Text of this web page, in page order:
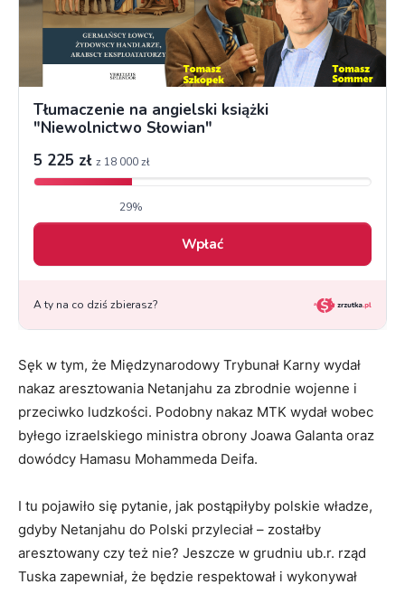
Sęk w tym, że Międzynarodowy Trybunał Karny wydał
nakaz aresztowania Netanjahu za zbrodnie wojenne i
przeciwko ludzkości. Podobny nakaz MTK wydał wobec
byłego izraelskiego ministra obrony Joawa Galanta oraz
dowódcy Hamasu Mohammeda Deifa.
I tu pojawiło się pytanie, jak postąpiłyby polskie władze,
gdyby Netanjahu do Polski przyleciał – zostałby
aresztowany czy też nie? Jeszcze w grudniu ub.r. rząd
Tuska zapewniał, że będzie respektował i wykonywał